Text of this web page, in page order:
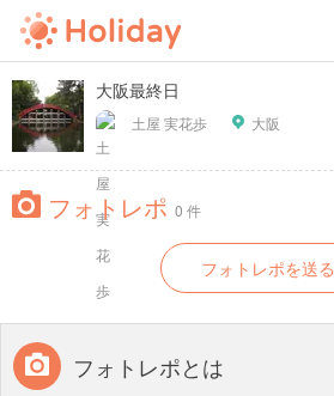
大阪最終日
土屋 実花歩 大阪
フォトレポ 0 件
フォトレポを送る
フォトレポとは